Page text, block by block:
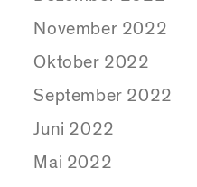
November 2022
Oktober 2022
September 2022
Juni 2022
Mai 2022